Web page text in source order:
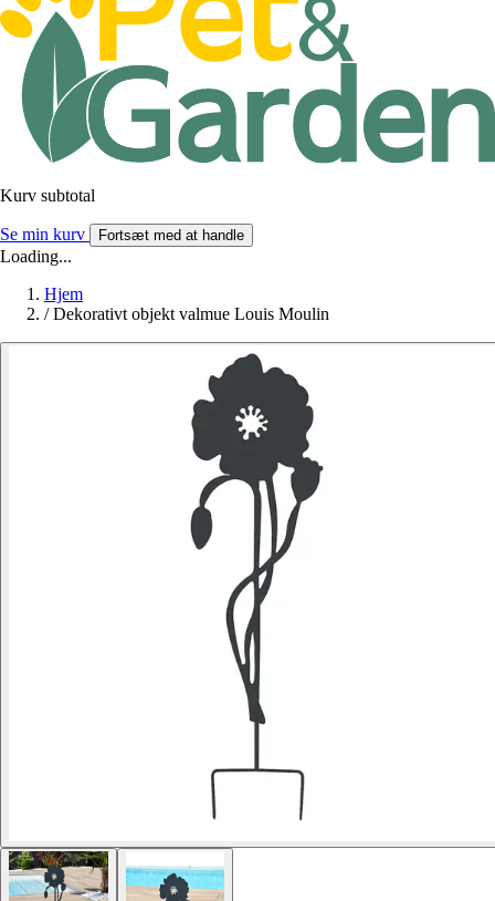
Kurv subtotal
Se min kurv Fortsæt med at handle
Loading...
Hjem
/ Dekorativt objekt valmue Louis Moulin